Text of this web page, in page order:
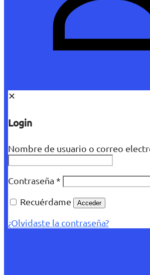
✕
Login
Nombre de usuario o correo
Contraseña *
Recuérdame
Acceder
¿Olvidaste la contraseña?